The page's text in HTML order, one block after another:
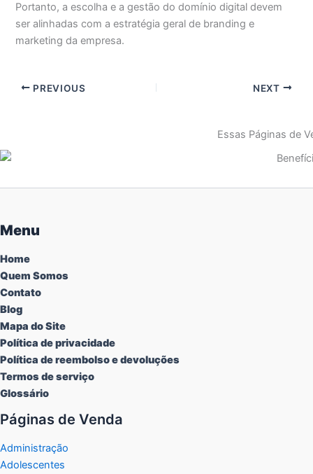
Portanto, a escolha e a gestão do domínio digital devem
ser alinhadas com a estratégia geral de branding e
marketing da empresa.
PREVIOUS NEXT
Essas Páginas de
Menu
Home
Quem Somos
Contato
Blog
Mapa do Site
Política de privacidade
Política de reembolso e devoluções
Termos de serviço
Glossário
Páginas de Venda
Administração
Adolescentes